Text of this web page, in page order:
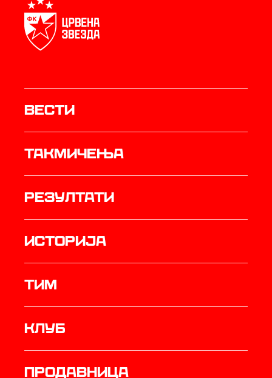
Вести
Такмичења
резултати
историја
ТИМ
Клуб
продавница